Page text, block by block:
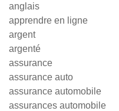
anglais
apprendre en ligne
argent
argenté
assurance
assurance auto
assurance automobile
assurances automobile